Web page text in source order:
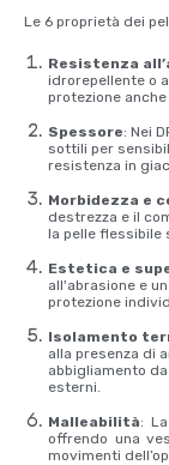
Le 6 proprietà dei
Resistenza
idrorepellente o
protezione
Spessore: Nei
sottili per
resistenza in
Morbidezza e
destrezza e il
la pelle flessibile
Estetica e
all'abrasione e
protezione
Isolamento
alla presenza di
abbigliamento
esterni.
Malleabilità:
offrendo una
movimenti